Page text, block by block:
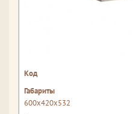
600x420x532